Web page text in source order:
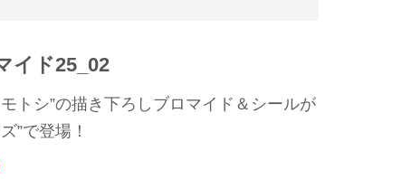
イド25_02
トシ”の描き下ろしブロマイド＆シールが
”で登場！